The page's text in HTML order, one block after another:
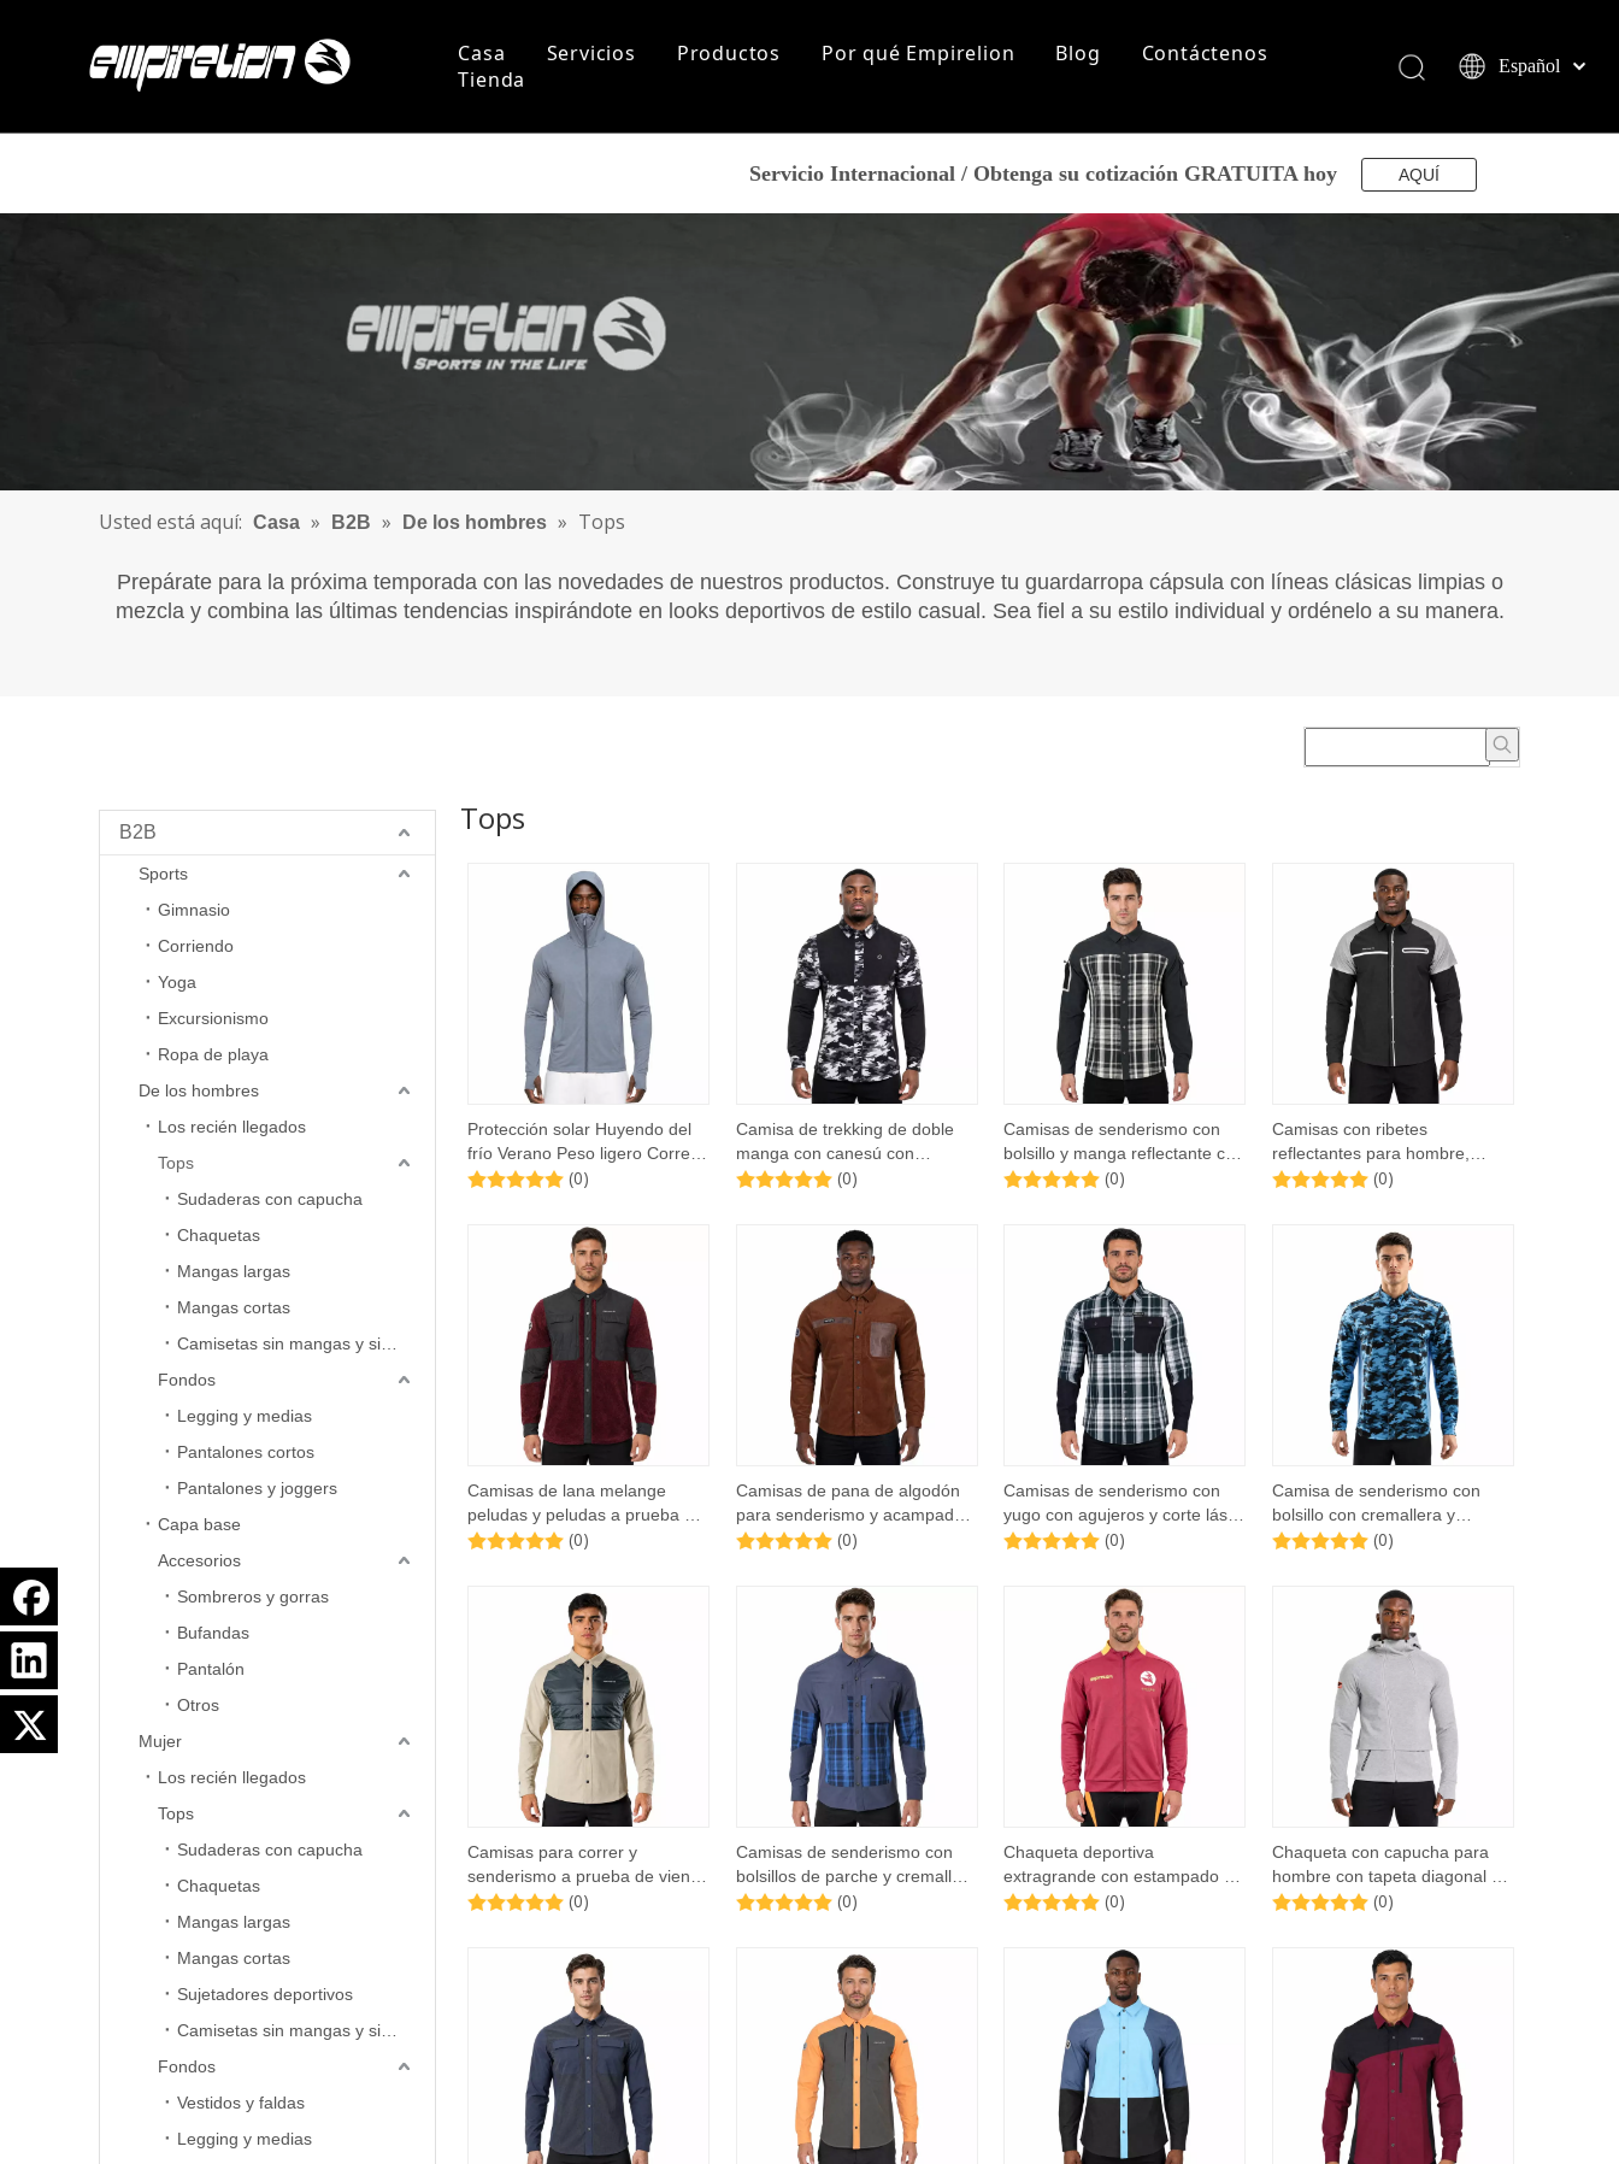
Casa Servicios Productos
De los hombres
Los recién llegados
Mujer
Fondos
Capa base
Por qué Empirelion
Historia de la marca
Nuestro mercado
Marca de cooperación
Blog
Contáctenos
Tienda
Español
简体中文
Deutsch
Italiano
norsk språk
Servicio Internacional / Obtenga su cotización GRATUITA hoy AQUÍ
Usted está aquí: Casa » B2B » De los hombres » Tops
Prepárate para la próxima temporada con las novedades de nuestros productos. Construye tu guardarropa cápsula con líneas clásicas limpias o
mezcla y combina las últimas tendencias inspirándote en looks deportivos de estilo casual. Sea fiel a su estilo individual y ordénelo a su manera.
B2B
Sports
Gimnasio
Corriendo
Yoga
Excursionismo
Ropa de playa
De los hombres
Los recién llegados
Tops
Sudaderas con capucha
Chaquetas
Mangas largas
Mangas cortas
Camisetas sin mangas y sin mangas
Fondos
Legging y medias
Pantalones cortos
Pantalones y joggers
Capa base
Accesorios
Sombreros y gorras
Bufandas
Pantalón
Otros
Mujer
Los recién llegados
Tops
Sudaderas con capucha
Chaquetas
Mangas largas
Mangas cortas
Sujetadores deportivos
Camisetas sin mangas y sin mangas
Fondos
Vestidos y faldas
Legging y medias
Tops
Protección solar Huyendo del
frío Verano Peso ligero Correr
Pesca Cremallera a través de
(0)
Camisa de trekking de doble
manga con canesú con
agujeros láser y bloques de
camuflaje para hombre
(0)
Camisas de senderismo con
bolsillo y manga reflectante con
panel a cuadros teñido en hilo
(0)
Camisas con ribetes
reflectantes para hombre,
senderismo nocturno,
(0)
Camisas de lana melange
peludas y peludas a prueba de
viento para senderismo y
(0)
Camisas de pana de algodón
para senderismo y acampada
para hombre, adornos de
(0)
Camisas de senderismo con
yugo con agujeros y corte láser
a cuadros teñidos en hilo para
(0)
Camisa de senderismo con
bolsillo con cremallera y
bloques de color con
(0)
Camisas para correr y
senderismo a prueba de viento
con panel acolchado para
(0)
Camisas de senderismo con
bolsillos de parche y cremallera
con panel a cuadros para
(0)
Chaqueta deportiva
extragrande con estampado de
logo
(0)
Chaqueta con capucha para
hombre con tapeta diagonal y
cuello alto con doble
(0)